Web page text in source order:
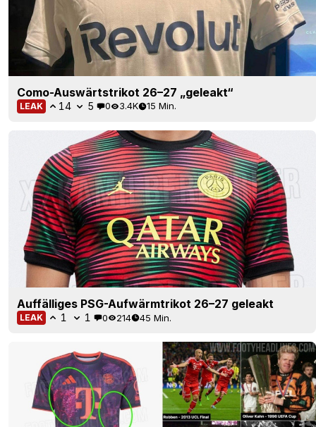
Como-Auswärtstrikot 26–27 „geleakt“
LEAK 14 5 0 3.4K 15 Min.
Auffälliges PSG-Aufwärmtrikot 26–27 geleakt
LEAK 1 1 0 214 45 Min.